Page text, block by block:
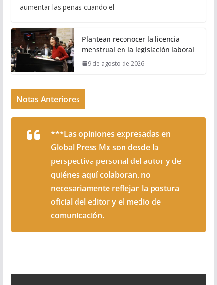
aumentar las penas cuando el
Plantean reconocer la licencia
menstrual en la legislación laboral
9 de agosto de 2026
Notas Anteriores
***Las opiniones expresadas en
Global Press Mx son desde la
perspectiva personal del autor y de
quiénes aquí colaboran, no
necesariamente reflejan la postura
oficial del editor y el medio de
comunicación.